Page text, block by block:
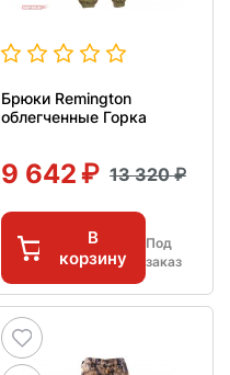
Брюки Remington
облегченные Горка
9 642 13 320
В
корзину
Под
заказ